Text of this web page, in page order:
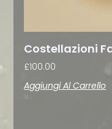
Costellazioni
£100.00
Aggiungi Al Carrello